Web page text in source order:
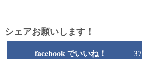
シェアお願いします！
facebook でいいね！ 37